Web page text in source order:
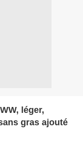
léger,
gras ajouté